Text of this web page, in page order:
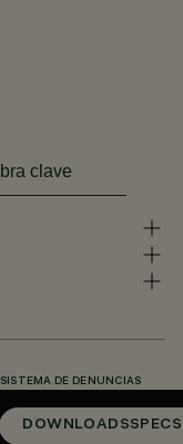
DOWNLOADSSPECS
SISTEMA DE DENUNCIAS